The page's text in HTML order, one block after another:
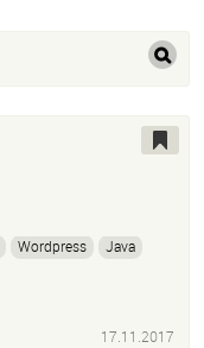
Wordpress
Java
17.11.2017